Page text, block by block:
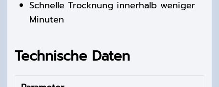
Schnelle Trocknung innerhalb weniger
Minuten
Technische Daten